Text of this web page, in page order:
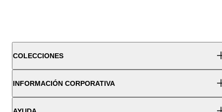
COLECCIONES
INFORMACIÓN CORPORATIVA